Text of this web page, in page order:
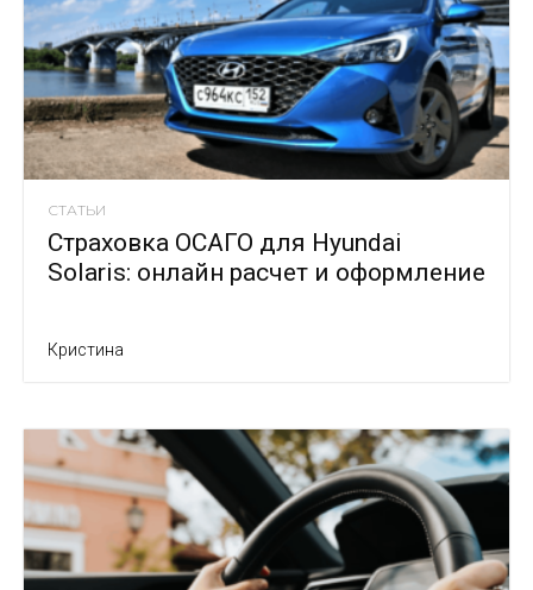
СТАТЬИ
Страховка ОСАГО для Hyundai
Solaris: онлайн расчет и оформление
Кристина